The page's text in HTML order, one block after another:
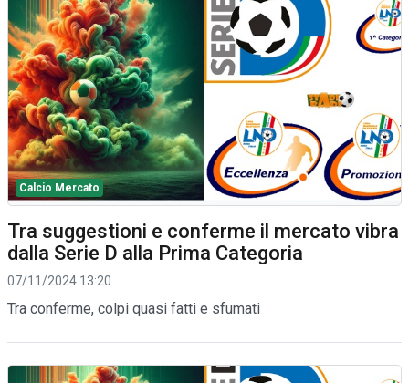
Calcio Mercato
Tra suggestioni e conferme il mercato vibra
dalla Serie D alla Prima Categoria
07/11/2024 13:20
Tra conferme, colpi quasi fatti e sfumati